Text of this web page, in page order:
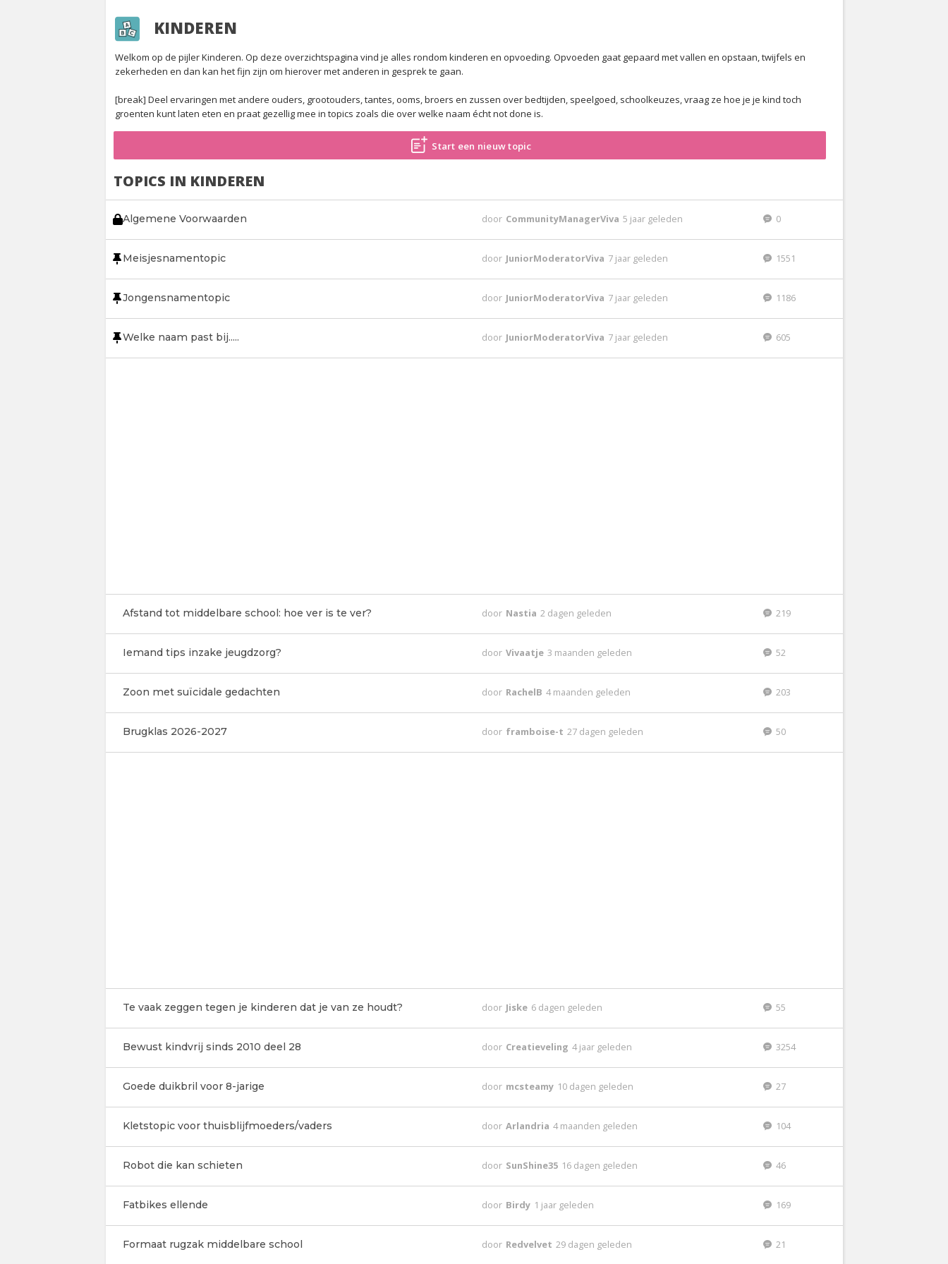
KINDEREN
Welkom op de pijler Kinderen. Op deze overzichtspagina vind je alles rondom kinderen en opvoeding. Opvoeden gaat gepaard met vallen en opstaan, twijfels en
zekerheden en dan kan het fijn zijn om hierover met anderen in gesprek te gaan.
[break] Deel ervaringen met andere ouders, grootouders, tantes, ooms, broers en zussen over bedtijden, speelgoed, schoolkeuzes, vraag ze hoe je je kind toch
groenten kunt laten eten en praat gezellig mee in topics zoals die over welke naam écht not done is.
Start een nieuw topic
TOPICS IN KINDEREN
Algemene Voorwaarden door CommunityManagerViva 5 jaar geleden 0
Meisjesnamentopic door JuniorModeratorViva 7 jaar geleden 1551
Jongensnamentopic door JuniorModeratorViva 7 jaar geleden 1186
Welke naam past bij..... door JuniorModeratorViva 7 jaar geleden 605
Afstand tot middelbare school: hoe ver is te ver? door Nastia 2 dagen geleden 219
Iemand tips inzake jeugdzorg? door Vivaatje 3 maanden geleden 52
Zoon met suïcidale gedachten door RachelB 4 maanden geleden 203
Brugklas 2026-2027 door framboise-t 27 dagen geleden 50
Te vaak zeggen tegen je kinderen dat je van ze houdt? door Jiske 6 dagen geleden 55
Bewust kindvrij sinds 2010 deel 28 door Creatieveling 4 jaar geleden 3254
Goede duikbril voor 8-jarige door mcsteamy 10 dagen geleden 27
Kletstopic voor thuisblijfmoeders/vaders door Arlandria 4 maanden geleden 104
Robot die kan schieten door SunShine35 16 dagen geleden 46
Fatbikes ellende door Birdy 1 jaar geleden 169
Formaat rugzak middelbare school door Redvelvet 29 dagen geleden 21